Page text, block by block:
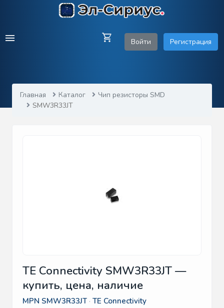
Войти Регистрация
Главная Каталог
Чип резисторы SMD
SMW3R33JT
TE Connectivity SMW3R33JT —
купить, цена, наличие
MPN SMW3R33JT · TE Connectivity